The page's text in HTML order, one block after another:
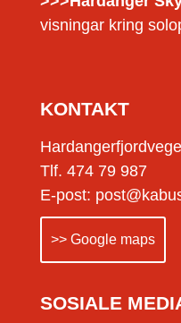
visningar kring
KONTAKT
Tlf. 474 79 987
E-post:
>> Google maps
SOSIALE